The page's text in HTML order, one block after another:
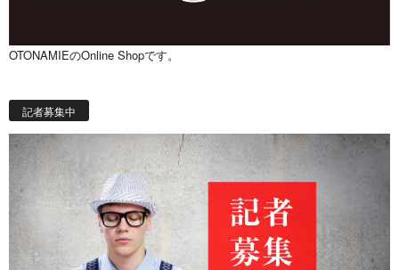
OTONAMIEのOnline Shopです。
記者募集中